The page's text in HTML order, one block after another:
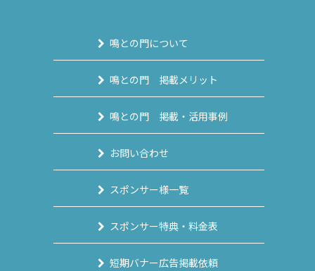
鳴との門について
鳴との門 掲載メリット
鳴との門 掲載・活用事例
お問い合わせ
スポンサー様一覧
スポンサー特典・料金表
短期バナー広告掲載依頼